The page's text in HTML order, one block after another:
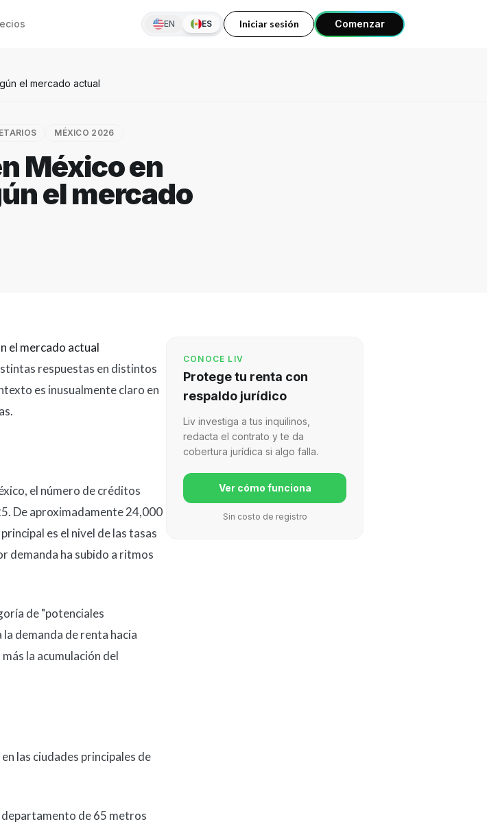
EN ES Iniciar sesión Comenzar
el mercado actual
MÉXICO 2026
México en
el mercado
el mercado actual
respuestas en distintos
es inusualmente claro en
el número de créditos
De aproximadamente 24,000
es el nivel de las tasas
demanda ha subido a ritmos
de "potenciales
demanda de renta hacia
la acumulación del
las ciudades principales de
departamento de 65 metros
CONOCE LIV
Protege tu renta con
respaldo jurídico
Liv investiga a tus inquilinos,
redacta el contrato y te da
cobertura jurídica si algo falla.
Ver cómo funciona
Sin costo de registro